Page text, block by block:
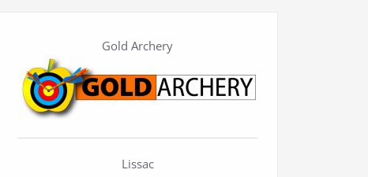
Gold Archery
Lissac